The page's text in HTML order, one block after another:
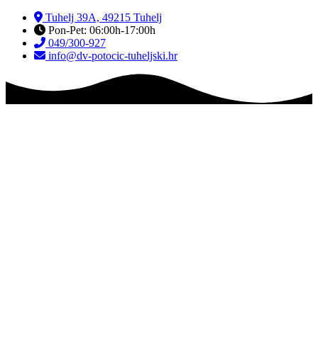
Skip
content
Tuhelj 39A, 49215 Tuhelj
Pon-Pet: 06:00h-17:00h
049/300-927
info@dv-potocic-tuheljski.hr